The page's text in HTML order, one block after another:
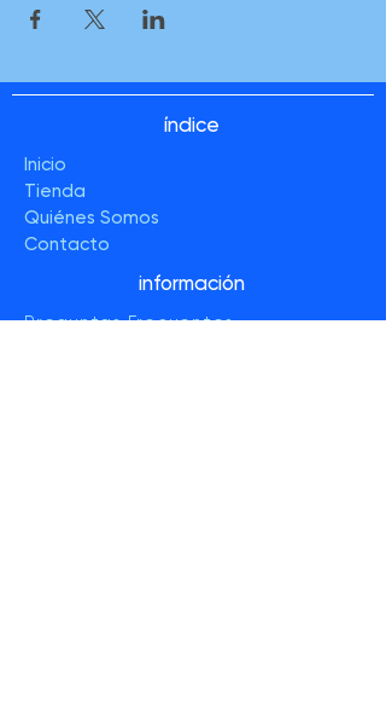
índice
Inicio
Tienda
Quiénes Somos
Contacto
información
Preguntas Frecuentes